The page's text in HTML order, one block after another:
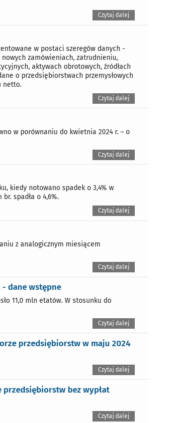
Czytaj dalej
w postaci szeregów danych -
zamówieniach, zatrudnieniu,
aktywach obrotowych, źródłach
o przedsiębiorstwach przemysłowych
netto.
Czytaj dalej
w porównaniu do kwietnia 2024 r. – o
Czytaj dalej
kiedy notowano spadek o 3,4% w
spadła o 4,6%.
Czytaj dalej
z analogicznym miesiącem
Czytaj dalej
dane wstępne
11,0 mln etatów. W stosunku do
Czytaj dalej
przedsiębiorstw w maju 2024
Czytaj dalej
bez wypłat
Czytaj dalej